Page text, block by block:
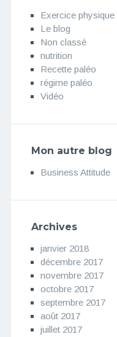
Exercice physique
Le blog
Non classé
nutrition
Recette paléo
régime paléo
Vidéo
Mon autre blog
Business Attitude
Archives
janvier 2018
décembre 2017
novembre 2017
octobre 2017
septembre 2017
août 2017
juillet 2017